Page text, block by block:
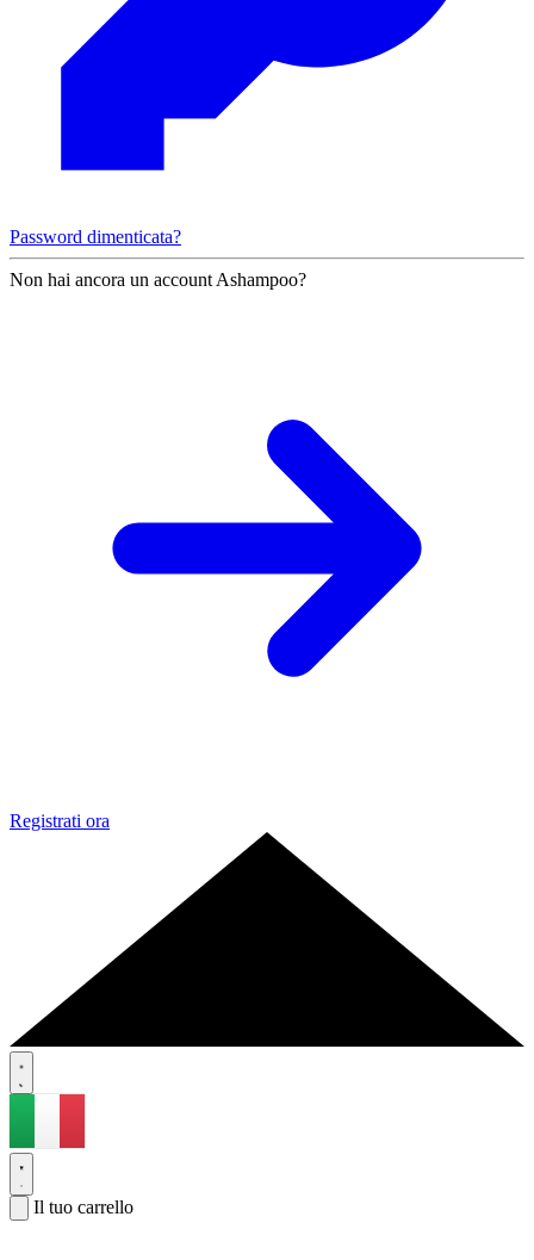
Password dimenticata?
Non hai ancora un account Ashampoo?
Registrati ora
Il tuo carrello